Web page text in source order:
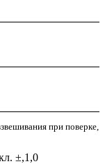
при поверке,
±,1,0